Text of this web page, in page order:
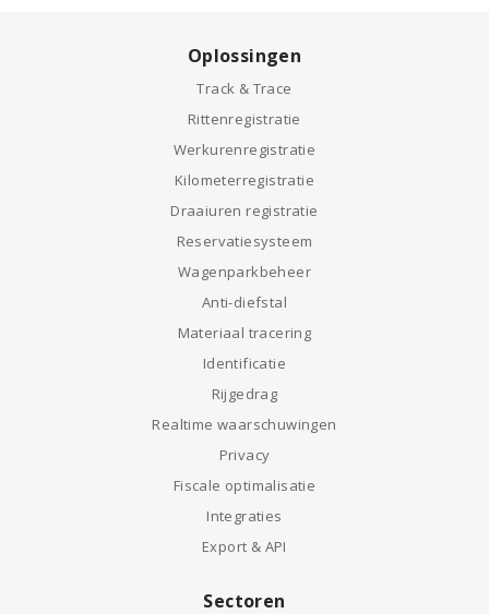
Oplossingen
Track & Trace
Rittenregistratie
Werkurenregistratie
Kilometerregistratie
Draaiuren registratie
Reservatiesysteem
Wagenparkbeheer
Anti-diefstal
Materiaal tracering
Identificatie
Rijgedrag
Realtime waarschuwingen
Privacy
Fiscale optimalisatie
Integraties
Export & API
Sectoren